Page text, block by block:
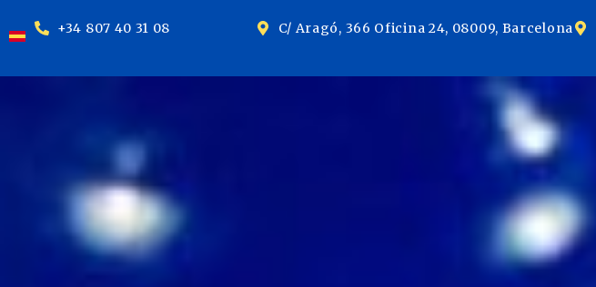
+34 807 40 31 08 C/ Aragó, 366 Oficina 24, 08009, Barcelona